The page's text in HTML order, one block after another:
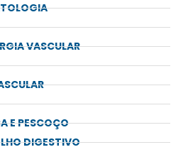
VASCULAR
E PESCOÇO
DIGESTIVO